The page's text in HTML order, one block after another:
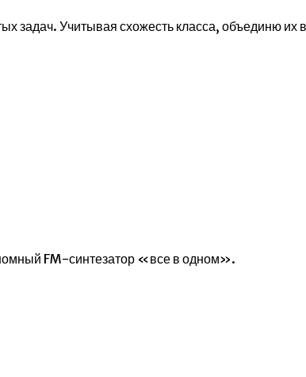
задач. Учитывая схожесть класса, объединю их
FM-синтезатор «все в одном».